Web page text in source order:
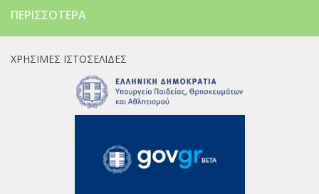
ΠΕΡΙΣΣΌΤΕΡΑ
ΧΡΉΣΙΜΕΣ ΙΣΤΟΣΕΛΊΔΕΣ